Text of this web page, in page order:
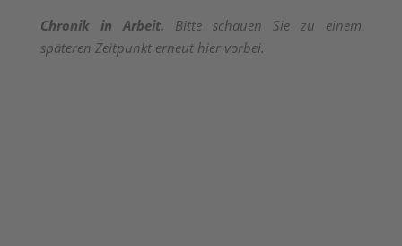
Chronik in Arbeit. Bitte schauen Sie zu einem
späteren Zeitpunkt erneut hier vorbei.